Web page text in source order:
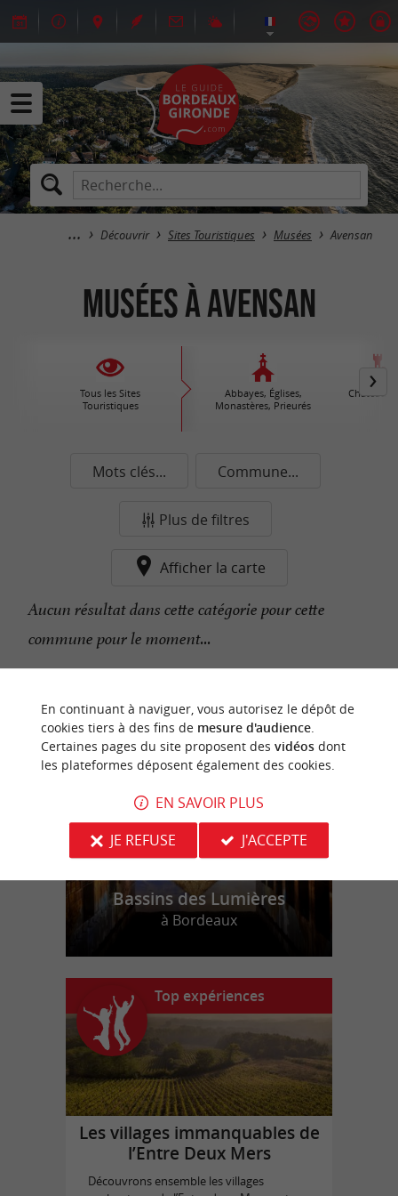
Découvrir Sites Touristiques Musées Avensan
Musées à Avensan
Tous les Sites
Touristiques
Abbayes, Églises,
Monastères, Prieurés
Châteaux
Mots clés... Commune...
Plus de filtres
Afficher la carte
Aucun résultat dans cette catégorie pour cette
commune pour le moment...
n
o
t
r
e
c
o
u
p
d
e
c
o
e
u
r
Bassins des Lumières
à Bordeaux
Top expériences
Les villages immanquables de
l’Entre Deux Mers
Découvrons ensemble les villages
En continuant à naviguer, vous autorisez le dépôt de
cookies tiers à des fins de mesure d'audience.
Certaines pages du site proposent des vidéosdont
les plateformes déposent également des cookies.
EN SAVOIR PLUS
JE REFUSE
J'ACCEPTE